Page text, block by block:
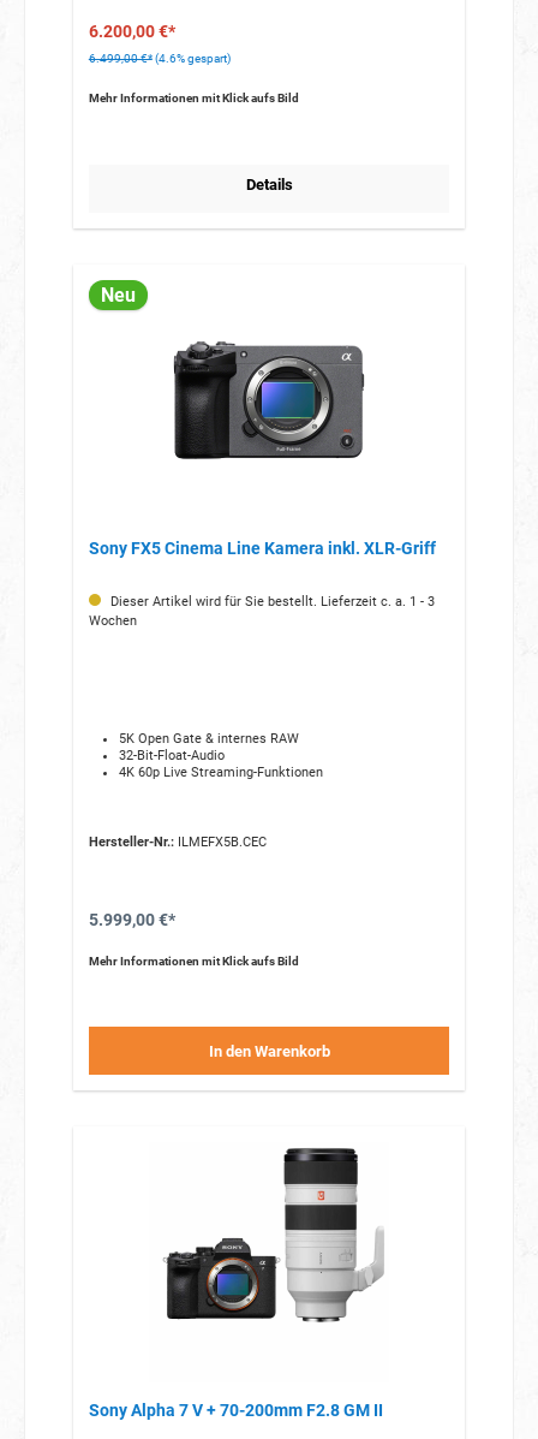
6.200,00 €*
6.499,00 €* (4.6% gespart)
Mehr Informationen mit Klick aufs Bild
Details
Neu
Sony FX5 Cinema Line Kamera inkl. XLR-Griff
Dieser Artikel wird für Sie bestellt. Lieferzeit c. a. 1 - 3
Wochen
5K Open Gate & internes RAW
32-Bit-Float-Audio
4K 60p Live Streaming-Funktionen
Hersteller-Nr.:ILMEFX5B.CEC
5.999,00 €*
Mehr Informationen mit Klick aufs Bild
In den Warenkorb
Sony Alpha 7 V + 70-200mm F2.8 GM II